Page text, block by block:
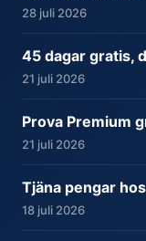
28 juli 2026
45 dagar gratis,
21 juli 2026
Prova Premium
21 juli 2026
Tjäna pengar
18 juli 2026